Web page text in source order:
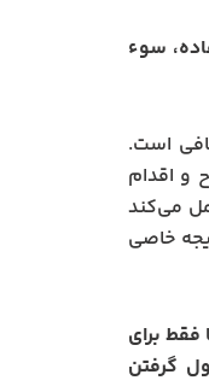
سوء
است.
و اقدام
می‌کند
خاصی
برای
گرفتن